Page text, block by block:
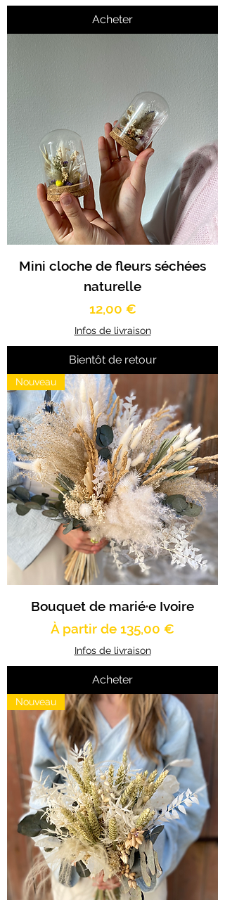
Acheter
Mini cloche de fleurs séchées
naturelle
Prix
12,00 €
Infos de livraison
Bientôt de retour
Nouveau
Bouquet de marié·e Ivoire
À partir de 135,00 €
Prix promotionnel
Infos de livraison
Acheter
Nouveau